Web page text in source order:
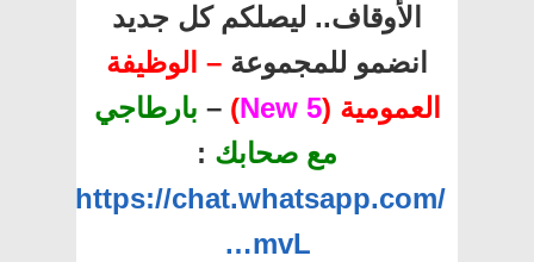
الأوقاف.. ليصلكم كل جديد
انضمو للمجموعة – الوظيفة
العمومية (5 New
)
– بارطاجي
مع صحابك :
https://chat.whatsapp.com/
…mvL